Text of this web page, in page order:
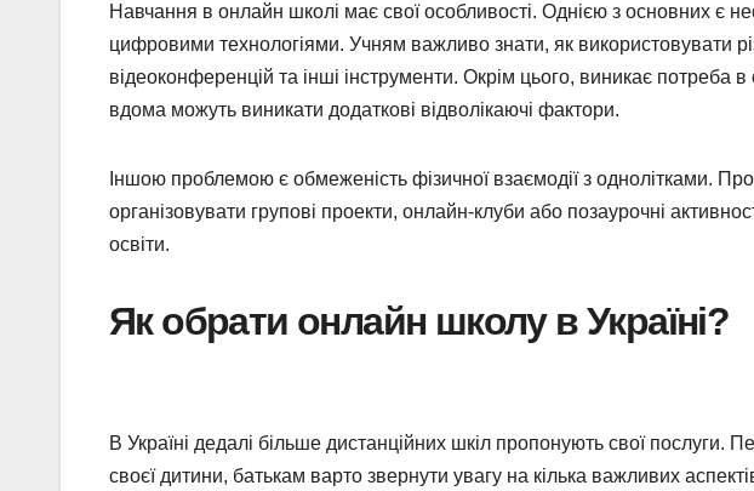
Навчання в онлайн школі має свої особливості. Однією з основних є
цифровими технологіями. Учням важливо знати, як використовувати
відеоконференцій та інші інструменти. Окрім цього, виникає потреба
вдома можуть виникати додаткові відволікаючі фактори.
Іншою проблемою є обмеженість фізичної взаємодії з однолітками.
організовувати групові проекти, онлайн-клуби або позаурочні
освіти.
Як обрати онлайн школу в Україні?
В Україні дедалі більше дистанційних шкіл пропонують свої послуги.
своєї дитини, батькам варто звернути увагу на кілька важливих